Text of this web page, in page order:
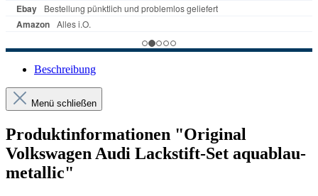
Beschreibung
Menü schließen
Produktinformationen "Original
Volkswagen Audi Lackstift-Set aquablau-
metallic"